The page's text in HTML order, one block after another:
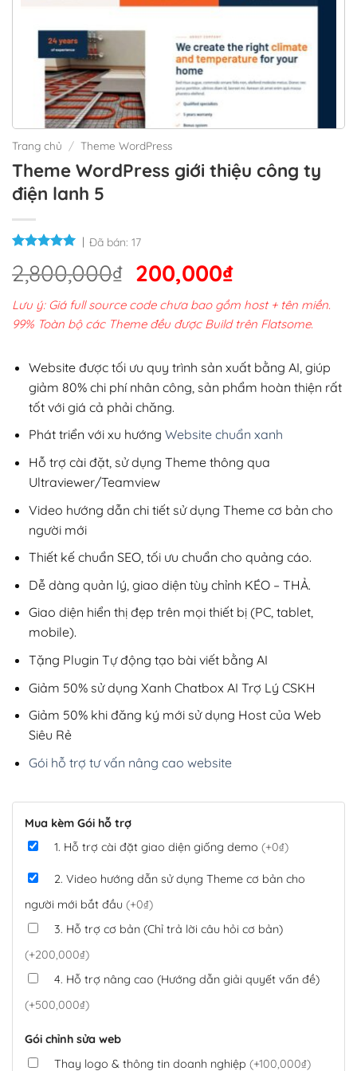
Trang chủ / Theme WordPress
Theme WordPress giới thiệu công ty
điện lanh 5
Đã bán: 17
2,800,000₫ Giá
gốc
là:
2,800,000₫.
200,000₫Giá
hiện
tại
200,000₫.
Lưu ý: Giá full source code chưa bao gồm host + tên miền.
99% Toàn bộ các Theme đều được Build trên Flatsome.
Website được tối ưu quy trình sản xuất bằng AI, giúp
giảm 80% chi phí nhân công, sản phẩm hoàn thiện rất
tốt với giá cả phải chăng.
Phát triển với xu hướng Website chuẩn xanh
Hỗ trợ cài đặt, sử dụng Theme thông qua
Ultraviewer/Teamview
Video hướng dẫn chi tiết sử dụng Theme cơ bản cho
người mới
Thiết kế chuẩn SEO, tối ưu chuẩn cho quảng cáo.
Dễ dàng quản lý, giao diện tùy chỉnh KÉO – THẢ.
Giao diện hiển thị đẹp trên mọi thiết bị (PC, tablet,
mobile).
Tặng Plugin Tự động tạo bài viết bằng AI
Giảm 50% sử dụng Xanh Chatbox AI Trợ Lý CSKH
Giảm 50% khi đăng ký mới sử dụng Host của Web
Siêu Rẻ
Gói hỗ trợ tư vấn nâng cao website
Mua kèm Gói hỗ trợ
1. Hỗ trợ cài đặt giao diện giống demo (+0₫)
2. Video hướng dẫn sử dụng Theme cơ bản cho
người mới bắt đầu (+0₫)
3. Hỗ trợ cơ bản (Chỉ trả lời câu hỏi cơ bản)
(+200,000₫)
4. Hỗ trợ nâng cao (Hướng dẫn giải quyết vấn đề)
(+500,000₫)
Gói chỉnh sửa web
Thay logo & thông tin doanh nghiệp (+100,000₫)